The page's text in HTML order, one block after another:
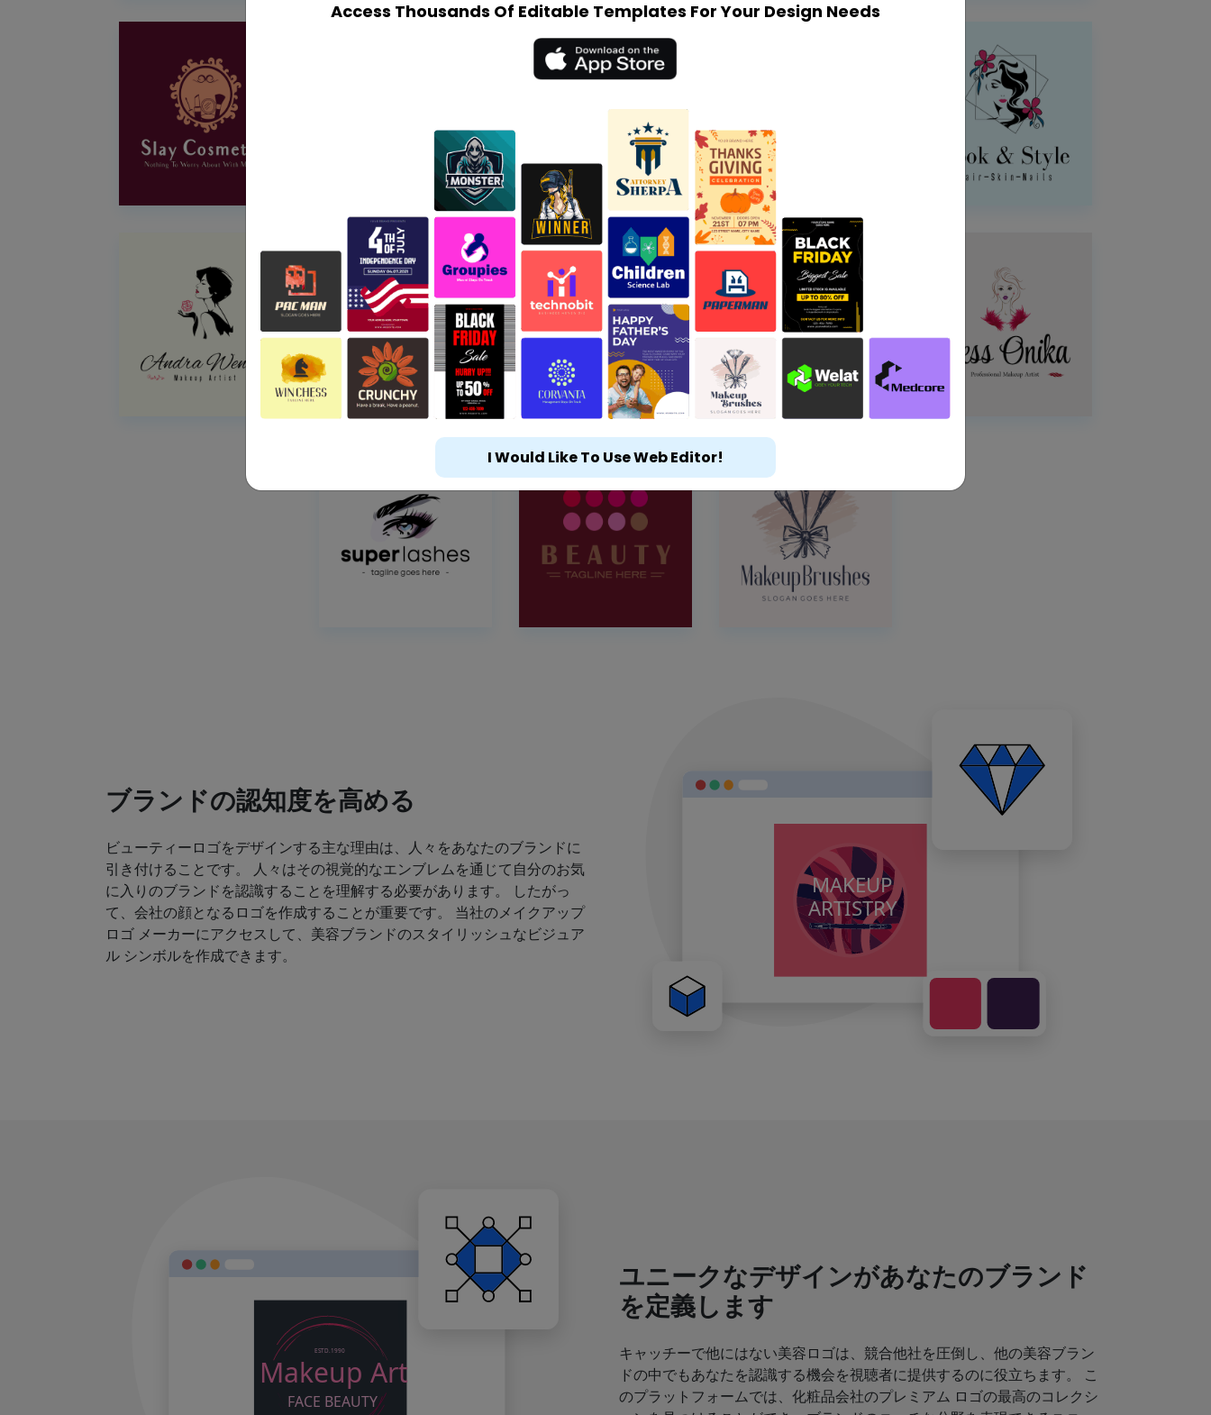
ブランドの認知度を高める
ビューティーロゴをデザインする主な理由は、人々をあなたのブランドに
引き付けることです。 人々はその視覚的なエンブレムを通じて自分のお気
に入りのブランドを認識することを理解する必要があります。 したがっ
て、会社の顔となるロゴを作成することが重要です。 当社のメイクアップ
ロゴ メーカーにアクセスして、美容ブランドのスタイリッシュなビジュア
ル シンボルを作成できます。
ユニークなデザインがあなたのブランド
を定義します
キャッチーで他にはない美容ロゴは、競合他社を圧倒し、他の美容ブラン
ドの中でもあなたを認識する機会を視聴者に提供するのに役立ちます。 こ
のプラットフォームでは、化粧品会社のプレミアム ロゴの最高のコレクシ
Access Thousands Of Editable Templates For Your Design Needs
I Would Like To Use Web Editor!